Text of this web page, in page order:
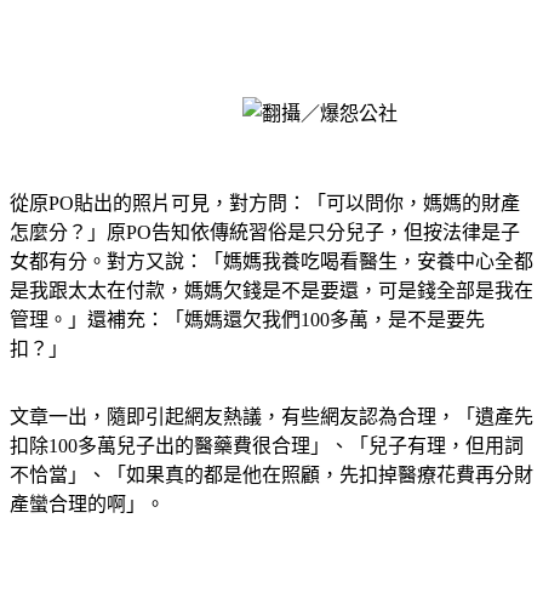
從原PO貼出的照片可見，對方問：「可以問你，媽媽的財產
怎麼分？」原PO告知依傳統習俗是只分兒子，但按法律是子
女都有分。對方又說：「媽媽我養吃喝看醫生，安養中心全都
是我跟太太在付款，媽媽欠錢是不是要還，可是錢全部是我在
管理。」還補充：「媽媽還欠我們100多萬，是不是要先
扣？」
文章一出，隨即引起網友熱議，有些網友認為合理，「遺產先
扣除100多萬兒子出的醫藥費很合理」、「兒子有理，但用詞
不恰當」、「如果真的都是他在照顧，先扣掉醫療花費再分財
產蠻合理的啊」。